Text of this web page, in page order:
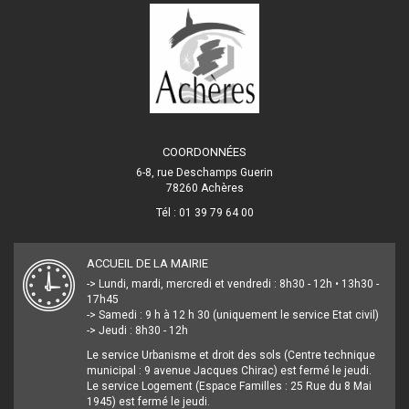
COORDONNÉES
6-8, rue Deschamps Guerin
78260 Achères
Tél : 01 39 79 64 00
ACCUEIL DE LA MAIRIE
-> Lundi, mardi, mercredi et vendredi : 8h30 - 12h • 13h30 -
17h45
-> Samedi : 9 h à 12 h 30 (uniquement le service Etat civil)
-> Jeudi : 8h30 - 12h
Le service Urbanisme et droit des sols (Centre technique
municipal : 9 avenue Jacques Chirac) est fermé le jeudi.
Le service Logement (Espace Familles : 25 Rue du 8 Mai
1945) est fermé le jeudi.